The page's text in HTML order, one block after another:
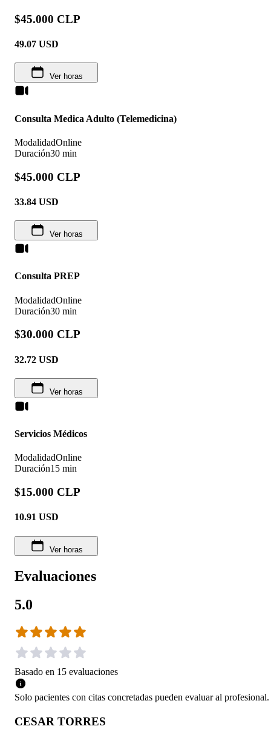
$45.000 CLP
49.07 USD
Ver horas
Consulta Medica Adulto (Telemedicina)
ModalidadOnline
Duración30 min
$45.000 CLP
33.84 USD
Ver horas
Consulta PREP
ModalidadOnline
Duración30 min
$30.000 CLP
32.72 USD
Ver horas
Servicios Médicos
ModalidadOnline
Duración15 min
$15.000 CLP
10.91 USD
Ver horas
Evaluaciones
5.0
Basado en 15 evaluaciones
Solo pacientes con citas concretadas pueden evaluar al profesional.
CESAR TORRES